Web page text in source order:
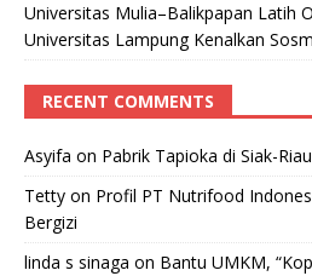
Universitas Mulia–Balikpapan Latih
Universitas Lampung Kenalkan
RECENT COMMENTS
Asyifa on Pabrik Tapioka di Siak-
Tetty on Profil PT Nutrifood
Bergizi
linda s sinaga on Bantu UMKM,